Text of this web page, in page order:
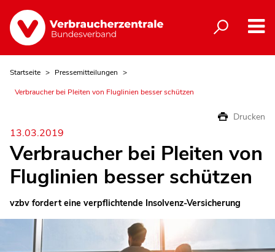
Startseite
Pressemitteilungen
Verbraucher bei Pleiten von Fluglinien besser schützen
Drucken
13.03.2019
Verbraucher bei Pleiten von
Fluglinien besser schützen
vzbv fordert eine verpflichtende Insolvenz-Versicherung